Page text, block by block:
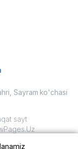
Sayram ko'chasi
sayt